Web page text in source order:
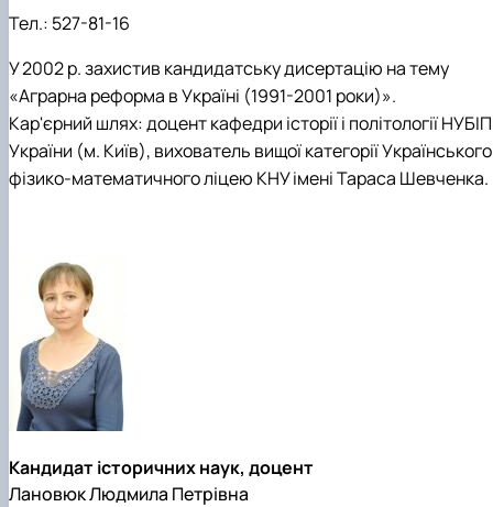
Тел.: 527-81-16
У 2002 р. захистив кандидатську дисертацію на тему
«Аграрна реформа в Україні (1991-2001 роки)».
Кар'єрний шлях: доцент кафедри історії і політології НУБІП
України (м. Київ), вихователь вищої категорії Українського
фізико-математичного ліцею КНУ імені Тараса Шевченка.
Кандидат історичних наук, доцент
Лановюк Людмила Петрівна